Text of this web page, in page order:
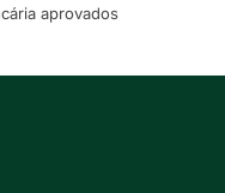
aprovados